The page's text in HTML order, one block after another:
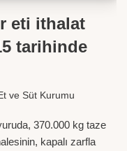
eti ithalat
tarihinde
ve Süt Kurumu
370.000 kg taze
kapalı zarfla